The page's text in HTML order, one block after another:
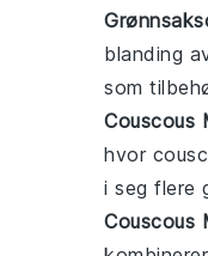
blanding
som
Couscous
hvor
i seg flere
Couscous